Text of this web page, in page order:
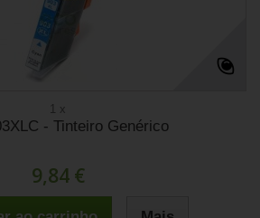
1 x
- Tinteiro Genérico
9,84 €